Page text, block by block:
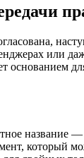
или
основанием
название —
который